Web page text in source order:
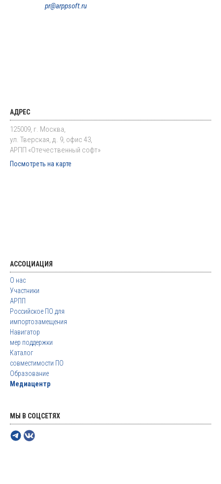
pr@arppsoft.ru
АДРЕС
125009, г. Москва,
ул. Тверская, д. 9, офис 43,
АРПП «Отечественный софт»
Посмотреть на карте
АССОЦИАЦИЯ
О нас
Участники
АРПП
Российское ПО для
импортозамещения
Навигатор
мер поддержки
Каталог
совместимости ПО
Образование
Медиацентр
МЫ В СОЦСЕТЯХ